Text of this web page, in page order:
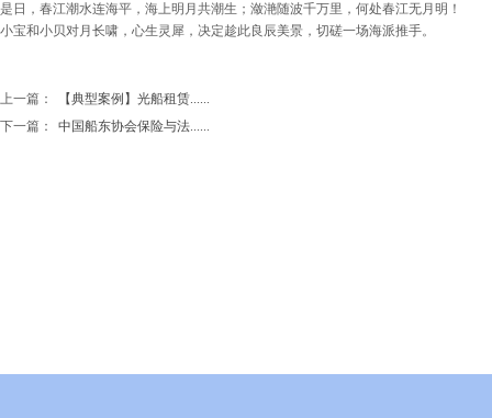
是日，春江潮水连海平，海上明月共潮生；潋滟随波千万里，何处春江无月明！
小宝和小贝对月长啸，心生灵犀，决定趁此良辰美景，切磋一场海派推手。
上一篇：
【典型案例】光船租赁......
下一篇：
中国船东协会保险与法......